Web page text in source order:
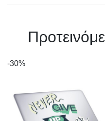
-30%